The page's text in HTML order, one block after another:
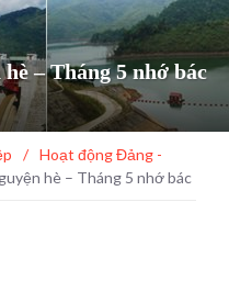
– Tháng 5 nhớ bác
/ Hoạt động Đảng -
hè – Tháng 5 nhớ bác